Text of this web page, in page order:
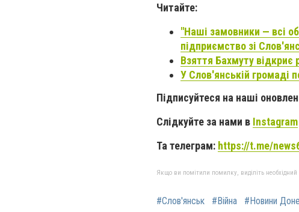
Читайте:
"Наші замовники — всі
підприємство зі
Взяття Бахмуту відкриє
У Слов'янській громаді
Підписуйтеся на наші
Слідкуйте за нами в Instagram
Та телеграм: https://t.me/
Якщо ви помітили помилку, виділіть
#Слов'янськ #Війна #Новини